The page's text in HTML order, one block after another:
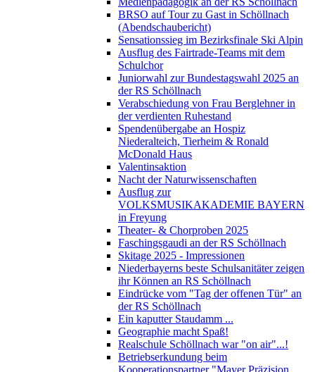
BRSO auf Tour zu Gast in Schöllnach
(Abendschaubericht)
Sensationssieg im Bezirksfinale Ski Alpin
Ausflug des Fairtrade-Teams mit dem
Schulchor
Juniorwahl zur Bundestagswahl 2025 an
der RS Schöllnach
Verabschiedung von Frau Berglehner in
der verdienten Ruhestand
Spendenübergabe an Hospiz
Niederalteich, Tierheim & Ronald
McDonald Haus
Valentinsaktion
Nacht der Naturwissenschaften
Ausflug zur
VOLKSMUSIKAKADEMIE BAYERN
in Freyung
Theater- & Chorproben 2025
Faschingsgaudi an der RS Schöllnach
Skitage 2025 - Impressionen
Niederbayerns beste Schulsanitäter zeigen
ihr Können an RS Schöllnach
Eindrücke vom "Tag der offenen Tür" an
der RS Schöllnach
Ein kaputter Staudamm ...
Geographie macht Spaß!
Realschule Schöllnach war "on air"...!
Betriebserkundung beim
Kooperationspartner "Mayer Präzision